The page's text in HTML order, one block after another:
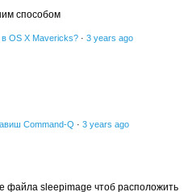
способом
в OS X Mavericks? · 3 years ago
Command-Q · 3 years ago
файла sleepimage чтоб расположить